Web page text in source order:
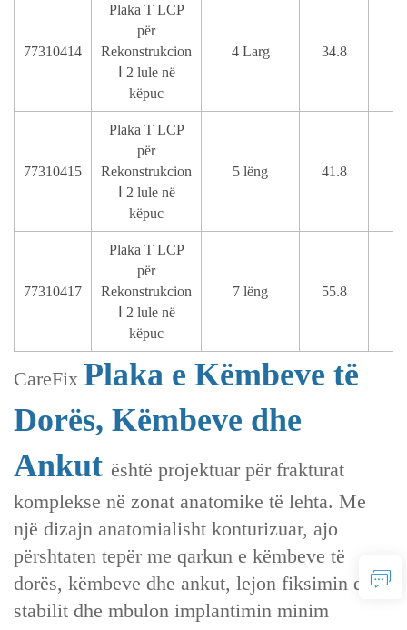
77310414
Plaka T LCP
për
Rekonstrukcion
Ⅰ 2 lule në
këpuc
4 Larg 34.8
77310415
Plaka T LCP
për
Rekonstrukcion
Ⅰ 2 lule në
këpuc
5 lëng 41.8
77310417
Plaka T LCP
për
Rekonstrukcion
Ⅰ 2 lule në
këpuc
7 lëng 55.8
CareFix Plaka e Këmbeve të
Dorës, Këmbeve dhe
Ankut është projektuar për frakturat
komplekse në zonat anatomike të lehta. Me
një dizajn anatomialisht konturizuar, ajo
përshtaten tepër me qarkun e këmbeve të
dorës, këmbeve dhe ankut, lejon fiksimin e
stabilit dhe mbulon implantimin minim